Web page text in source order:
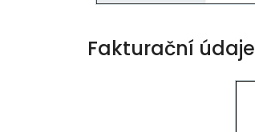
Fakturační údaje